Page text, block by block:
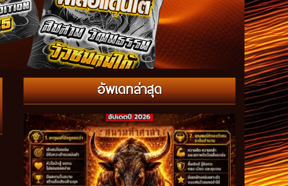
อัพเดทล่าสุด